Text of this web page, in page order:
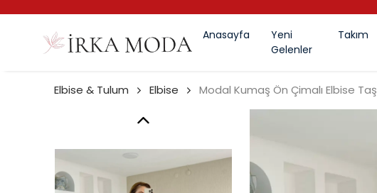
Anasayfa
Yeni
Gelenler
Takım
Elbise & Tulum Elbise Modal Kumaş Ön Çimalı Elbise Taş